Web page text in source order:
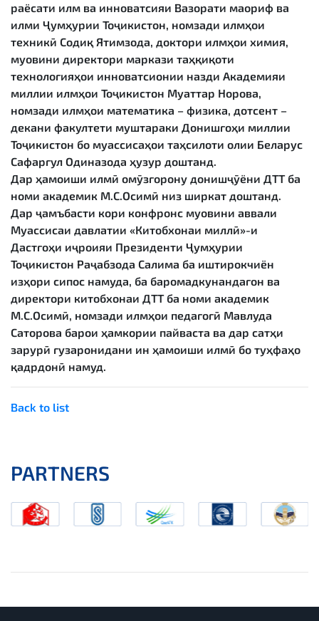
раёсати илм ва инноватсияи Вазорати маориф ва
илми Ҷумҳурии Тоҷикистон, номзади илмҳои
техникӣ Содиқ Ятимзода, доктори илмҳои химия,
муовини директори маркази таҳқиқоти
технологияҳои инноватсионии назди Академияи
миллии илмҳои Тоҷикистон Муаттар Норова,
номзади илмҳои математика – физика, дотсент –
декани факултети муштараки Донишгоҳи миллии
Тоҷикистон бо муассисаҳои таҳсилоти олии Беларус
Сафаргул Одиназода ҳузур доштанд.
Дар ҳамоиши илмӣ омӯзгорону донишҷӯёни ДТТ ба
номи академик М.С.Осимӣ низ ширкат доштанд.
Дар ҷамъбасти кори конфронс муовини аввали
Муассисаи давлатии «Китобхонаи миллӣ»-и
Дастгоҳи иҷроияи Президенти Ҷумҳурии
Тоҷикистон Раҷабзода Салима ба иштирокчиён
изҳори сипос намуда, ба баромадкунандагон ва
директори китобхонаи ДТТ ба номи академик
М.С.Осимӣ, номзади илмҳои педагогӣ Мавлуда
Саторова барои ҳамкории пайваста ва дар сатҳи
зарурӣ гузаронидани ин ҳамоиши илмӣ бо туҳфаҳо
қадрдонӣ намуд.
Back to list
PARTNERS